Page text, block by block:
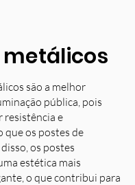
metálicos
são a melhor
pública, pois
resistência e
os postes de
os postes
estética mais
o que contribui para